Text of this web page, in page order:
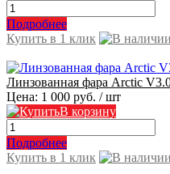
Подробнее
Купить в 1 клик
Линзованная фара Arctic
Цена: 1 000 руб. / шт
В корзину
Подробнее
Купить в 1 клик